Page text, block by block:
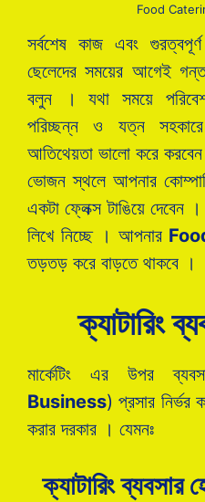
Food
সর্বশেষ কাজ এবং
ছেলেদের সময়ের আগেই
বলুন । যথা সময়ে
পরিচ্ছন্ন ও যত্ন
আতিথেয়তা ভালো করে
ভোজন স্থলে আপনার
একটা ফ্লেক্স টাঙিয়ে
লিখে নিচ্ছে । আপনার
তড়তড় করে বাড়তে থাকবে ।
ক্যাটারিং
মার্কেটিং এর উপর
Business) প্রসার নির্ভর
করার দরকার । যেমনঃ
ক্যাটারিং ব্যবসার